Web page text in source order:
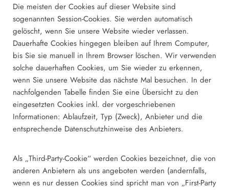
Die meisten der Cookies auf dieser Website sind
sogenannten Session-Cookies. Sie werden automatisch
gelöscht, wenn Sie unsere Website wieder verlassen.
Dauerhafte Cookies hingegen bleiben auf Ihrem Computer,
bis Sie sie manuell in Ihrem Browser löschen. Wir verwenden
solche dauerhaften Cookies, um Sie wieder zu erkennen,
wenn Sie unsere Website das nächste Mal besuchen. In der
nachfolgenden Tabelle finden Sie eine Übersicht zu den
eingesetzten Cookies inkl. der vorgeschriebenen
Informationen: Ablaufzeit, Typ (Zweck), Anbieter und die
entsprechende Datenschutzhinweise des Anbieters.
Als „Third-Party-Cookie“ werden Cookies bezeichnet, die von
anderen Anbietern als uns angeboten werden (andernfalls,
wenn es nur dessen Cookies sind spricht man von „First-Party